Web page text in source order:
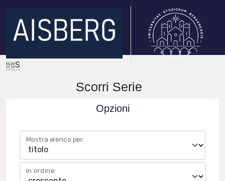
IRIS
Scorri Serie
Opzioni
Mostra elenco per:
in ordine: